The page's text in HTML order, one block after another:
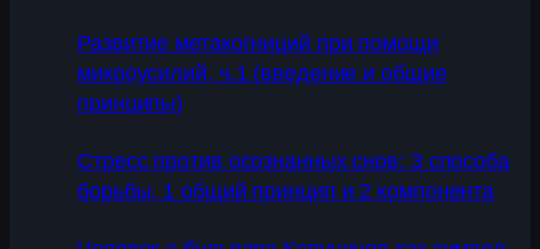
Развитие метакогниций при помощи
микроусилий, ч.1 (введение и общие
принципы)
Стресс против осознанных снов: 3 способа
борьбы, 1 общий принцип и 2 компонента